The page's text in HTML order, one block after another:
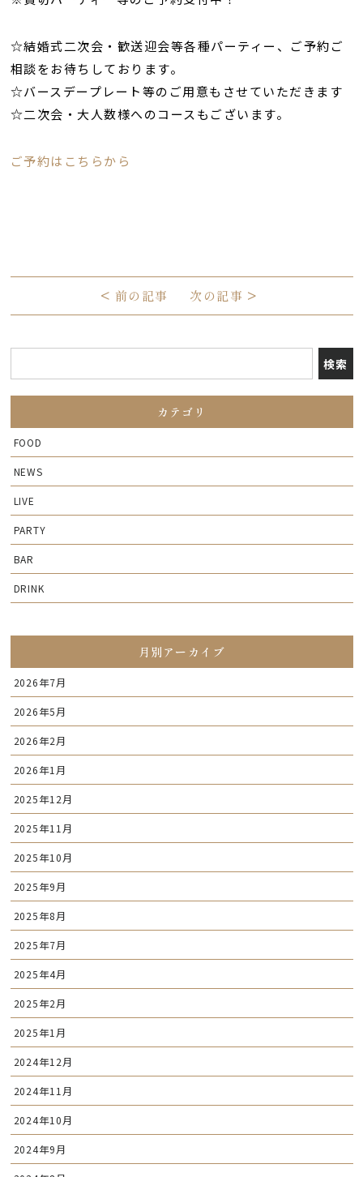
☆結婚式二次会・歓送迎会等各種パーティー、ご予約ご
相談をお待ちしております。
☆バースデープレート等のご用意もさせていただきます
☆二次会・大人数様へのコースもございます。
ご予約はこちらから
< 前の記事 次の記事 >
カテゴリ
FOOD
NEWS
LIVE
PARTY
BAR
DRINK
月別アーカイブ
2026年7月
2026年5月
2026年2月
2026年1月
2025年12月
2025年11月
2025年10月
2025年9月
2025年8月
2025年7月
2025年4月
2025年2月
2025年1月
2024年12月
2024年11月
2024年10月
2024年9月